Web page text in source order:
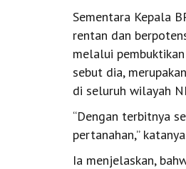
Sementara Kepala
rentan dan
melalui
sebut dia,
di seluruh wilayah
“Dengan terbitnya
pertanahan,”
Ia menjelaskan,